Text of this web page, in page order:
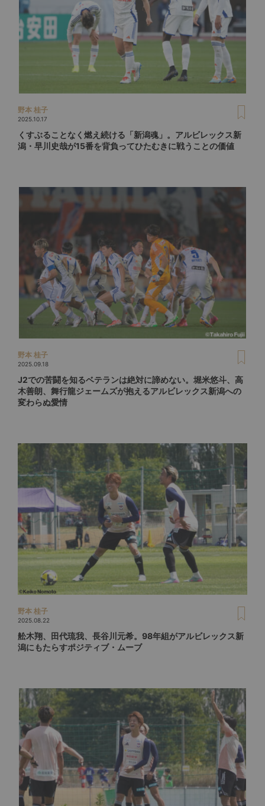
野本 桂子
2025.10.17
くすぶることなく燃え続ける「新潟魂」。アルビレックス新
潟・早川史哉が15番を背負ってひたむきに戦うことの価値
野本 桂子
2025.09.18
J2での苦闘を知るベテランは絶対に諦めない。堀米悠斗、高
木善朗、舞行龍ジェームズが抱えるアルビレックス新潟への
変わらぬ愛情
野本 桂子
2025.08.22
舩木翔、田代琉我、長谷川元希。98年組がアルビレックス新
潟にもたらすポジティブ・ムーブ